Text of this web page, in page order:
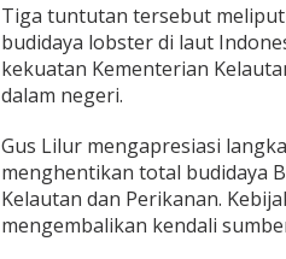
b
o
w
o
B
n
t
u
k
S
Tiga tuntutan tersebut
budidaya lobster di laut
kekuatan Kementerian
dalam negeri.
Gus Lilur mengapresiasi
menghentikan total budidaya
Kelautan dan Perikanan.
mengembalikan kendali